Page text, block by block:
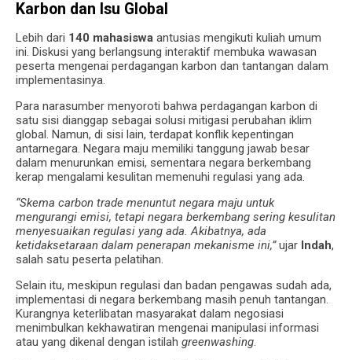
Karbon dan Isu Global
Lebih dari 140 mahasiswa antusias mengikuti kuliah umum
ini. Diskusi yang berlangsung interaktif membuka wawasan
peserta mengenai perdagangan karbon dan tantangan dalam
implementasinya.
Para narasumber menyoroti bahwa perdagangan karbon di
satu sisi dianggap sebagai solusi mitigasi perubahan iklim
global. Namun, di sisi lain, terdapat konflik kepentingan
antarnegara. Negara maju memiliki tanggung jawab besar
dalam menurunkan emisi, sementara negara berkembang
kerap mengalami kesulitan memenuhi regulasi yang ada.
“Skema carbon trade menuntut negara maju untuk
mengurangi emisi, tetapi negara berkembang sering kesulitan
menyesuaikan regulasi yang ada. Akibatnya, ada
ketidaksetaraan dalam penerapan mekanisme ini,”ujar Indah,
salah satu peserta pelatihan.
Selain itu, meskipun regulasi dan badan pengawas sudah ada,
implementasi di negara berkembang masih penuh tantangan.
Kurangnya keterlibatan masyarakat dalam negosiasi
menimbulkan kekhawatiran mengenai manipulasi informasi
atau yang dikenal dengan istilah greenwashing.